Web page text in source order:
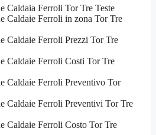
Caldaia Ferroli Tor Tre Teste
Caldaie Ferroli in zona Tor Tre
Caldaie Ferroli Prezzi Tor Tre
Caldaie Ferroli Costi Tor Tre
Caldaie Ferroli Preventivo Tor
Caldaie Ferroli Preventivi Tor Tre
Caldaie Ferroli Costo Tor Tre